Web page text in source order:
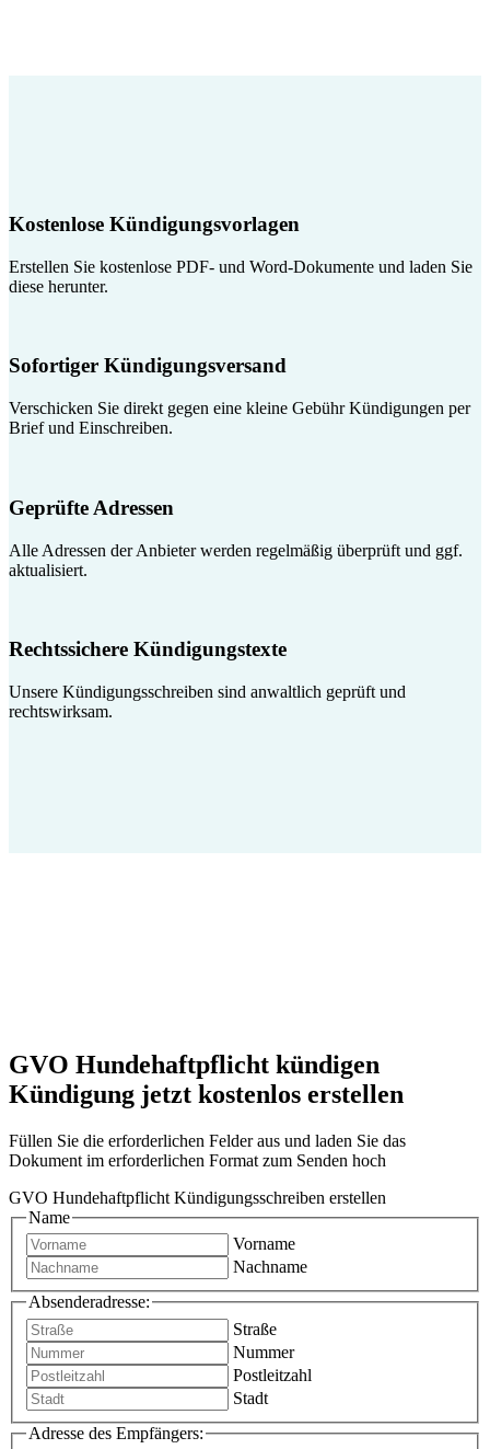
Kostenlose Kündigungsvorlagen
Erstellen Sie kostenlose PDF- und Word-Dokumente und laden Sie
diese herunter.
Sofortiger Kündigungsversand
Verschicken Sie direkt gegen eine kleine Gebühr Kündigungen per
Brief und Einschreiben.
Geprüfte Adressen
Alle Adressen der Anbieter werden regelmäßig überprüft und ggf.
aktualisiert.
Rechtssichere Kündigungstexte
Unsere Kündigungsschreiben sind anwaltlich geprüft und
rechtswirksam.
GVO Hundehaftpflicht kündigen
Kündigung jetzt kostenlos erstellen
Füllen Sie die erforderlichen Felder aus und laden Sie das
Dokument im erforderlichen Format zum Senden hoch
GVO Hundehaftpflicht Kündigungsschreiben erstellen
Name
Vorname
Nachname
Absenderadresse:
Straße
Nummer
Postleitzahl
Stadt
Adresse des Empfängers: